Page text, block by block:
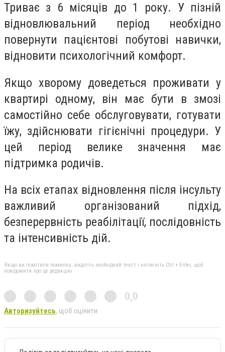
Триває з 6 місяців до 1 року. У пізній
відновлювальний період необхідно
повернути пацієнтові побутові навички,
відновити психологічний комфорт.
Якщо хворому доведеться проживати у
квартирі одному, він має бути в змозі
самостійно себе обслуговувати, готувати
їжу, здійснювати гігієнічні процедури. У
цей період велике значення має
підтримка родичів.
На всіх етапах відновлення після інсульту
важливий організований підхід,
безперервність реабілітації, послідовність
та інтенсивність дій.
Якщо ви помітили помилку, виділіть необхідний текст і натисніть Ctrl + Enter, щоб
повідомити про це редакцію
0,0
Авторизуйтесь, щоб оцінити